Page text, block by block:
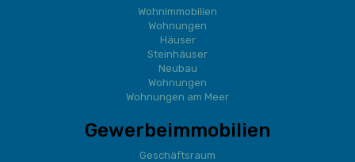
Wohnimmobilien
Wohnungen
Häuser
Steinhäuser
Neubau
Wohnungen
Wohnungen am Meer
Gewerbeimmobilien
Geschäftsraum